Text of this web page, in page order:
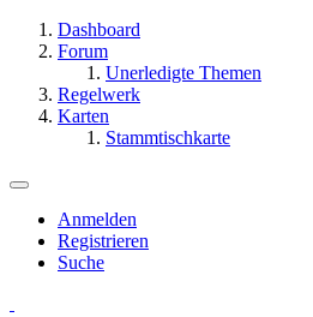
Dashboard
Forum
Unerledigte Themen
Regelwerk
Karten
Stammtischkarte
Anmelden
Registrieren
Suche